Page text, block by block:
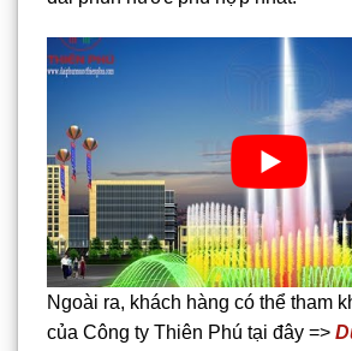
Ngoài ra, khách hàng có thể tham
của Công ty Thiên Phú tại đây =>